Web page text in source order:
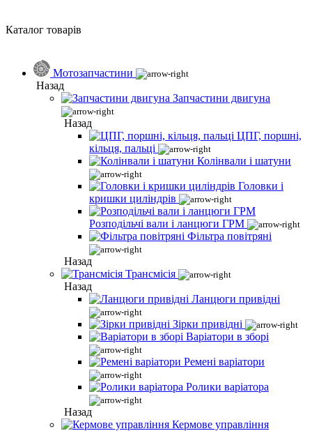
Каталог товарів
Мотозапчастини
Назад
Запчастини двигуна
Назад
ЦПГ, поршні,
кільця, пальці
Колінвали і шатуни
Головки і
кришки циліндрів
Розподільчі вали і ланцюги ГРМ
Фільтра повітряні
Назад
Трансмісія
Назад
Ланцюги привідні
Зірки привідні
Варіатори в зборі
Ремені варіатори
Ролики варіатора
Назад
Кермове управління